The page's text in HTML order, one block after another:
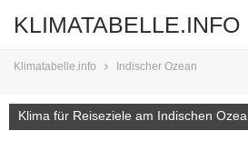
KLIMATABELLE.INFO
Klimatabelle.info Indischer Ozean
Klima für Reiseziele am Indischen